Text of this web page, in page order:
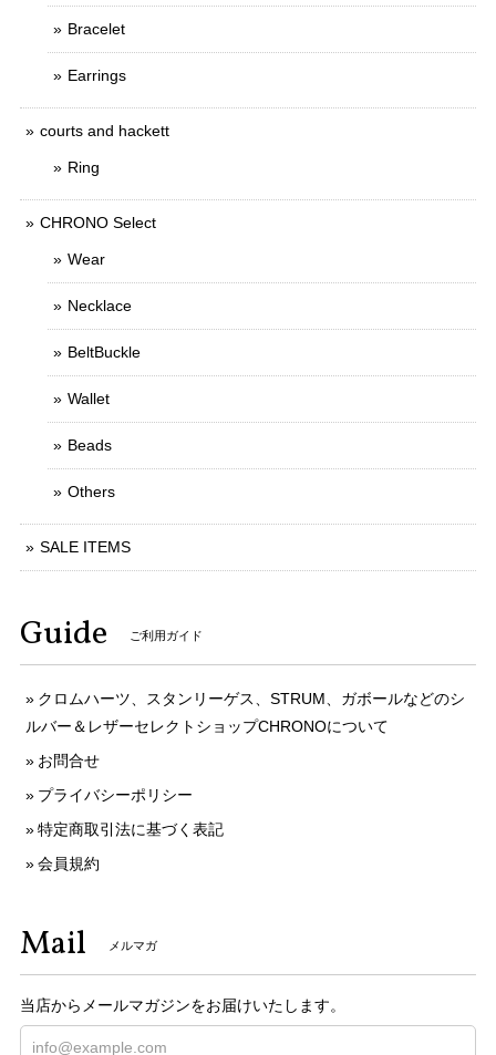
Bracelet
Earrings
courts and hackett
Ring
CHRONO Select
Wear
Necklace
BeltBuckle
Wallet
Beads
Others
SALE ITEMS
Guide ご利用ガイド
クロムハーツ、スタンリーゲス、STRUM、ガボールなどのシ
ルバー＆レザーセレクトショップCHRONOについて
お問合せ
プライバシーポリシー
特定商取引法に基づく表記
会員規約
Mail メルマガ
当店からメールマガジンをお届けいたします。